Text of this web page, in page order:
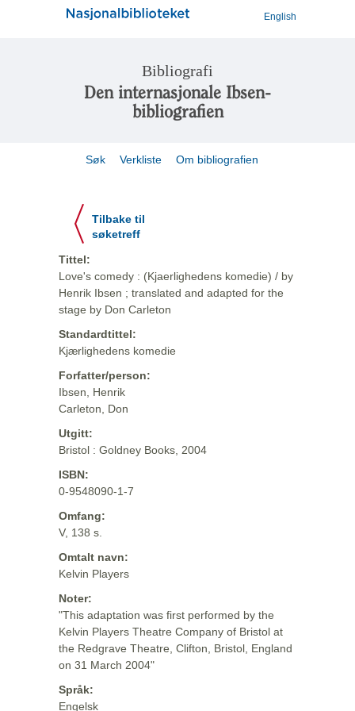
English
Bibliografi
Den internasjonale Ibsen-
bibliografien
Søk Verkliste Om bibliografien
Tilbake til
søketreff
Tittel:
Love's comedy : (Kjaerlighedens komedie) / by
Henrik Ibsen ; translated and adapted for the
stage by Don Carleton
Standardtittel:
Kjærlighedens komedie
Forfatter/person:
Ibsen, Henrik
Carleton, Don
Utgitt:
Bristol : Goldney Books, 2004
ISBN:
0-9548090-1-7
Omfang:
V, 138 s.
Omtalt navn:
Kelvin Players
Noter:
"This adaptation was first performed by the
Kelvin Players Theatre Company of Bristol at
the Redgrave Theatre, Clifton, Bristol, England
on 31 March 2004"
Språk:
Engelsk